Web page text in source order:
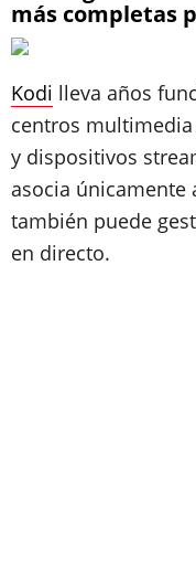
más completas
Kodi lleva años
centros
y dispositivos
asocia únicamente
también puede
en directo.